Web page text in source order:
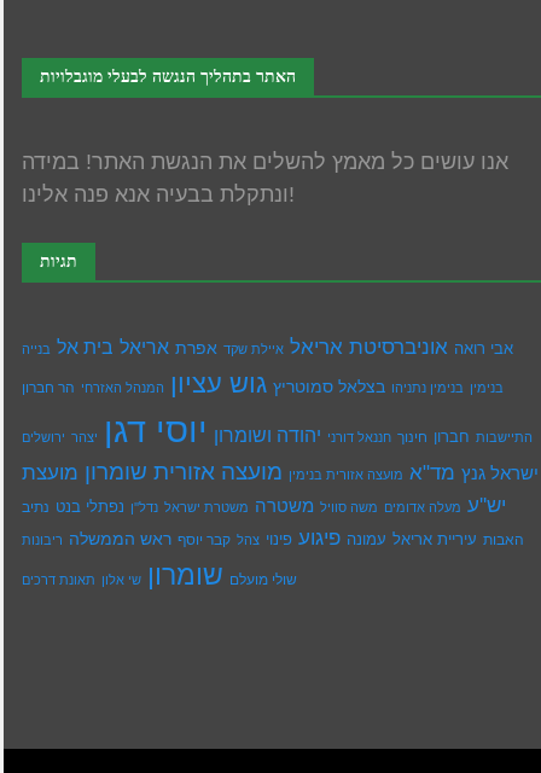
האתר בתהליך הנגשה לבעלי מוגבלויות
אנו עושים כל מאמץ להשלים את הנגשת האתר! במידה
ונתקלת בבעיה אנא פנה אלינו!
תגיות
אבי רואה אוניברסיטת אריאל איילת שקד אפרת אריאל בית אל בנייה
בנימין בנימין נתניהו בצלאל סמוטריץ גוש עציון המנהל האזרחי הר חברון
התיישבות חברון חינוך חננאל דורני יהודה ושומרון יוסי דגן יצהר ירושלים
ישראל גנץ מד"א מועצה אזורית בנימין מועצה אזורית שומרון מועצת
יש''ע מעלה אדומים משה סוויל משטרה משטרת ישראל נדל''ן נפתלי בנט נתיב
האבות עיריית אריאל עמונה פיגוע פינוי צהל קבר יוסף ראש הממשלה ריבונות
שולי מועלם שומרון שי אלון תאונת דרכים